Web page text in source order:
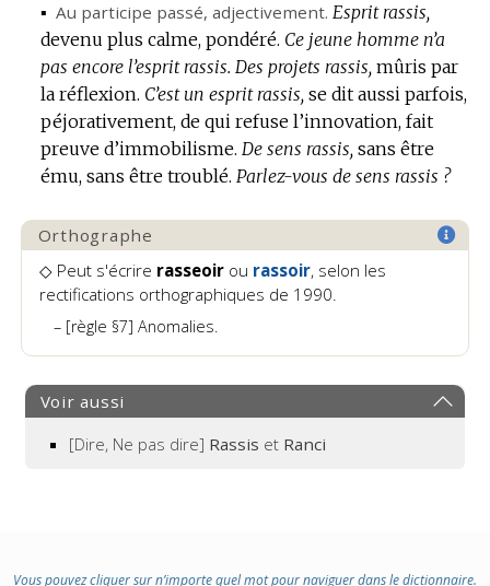
▪ Au participe passé, adjectivement. Esprit rassis,
devenu plus calme, pondéré. Ce jeune homme n’a
pas encore l’esprit rassis. Des projets rassis, mûris par
la réflexion. C’est un esprit rassis, se dit aussi parfois,
péjorativement, de qui refuse l’innovation, fait
preuve d’immobilisme. De sens rassis, sans être
ému, sans être troublé. Parlez-vous de sens rassis ?
Orthographe
◇ Peut s'écrire rasseoir ou rassoir, selon les
rectifications orthographiques de 1990.
[règle §7] Anomalies.
Voir aussi
[Dire, Ne pas dire] Rassis et Ranci
Vous pouvez cliquer sur n’importe quel mot pour naviguer dans le dictionnaire.